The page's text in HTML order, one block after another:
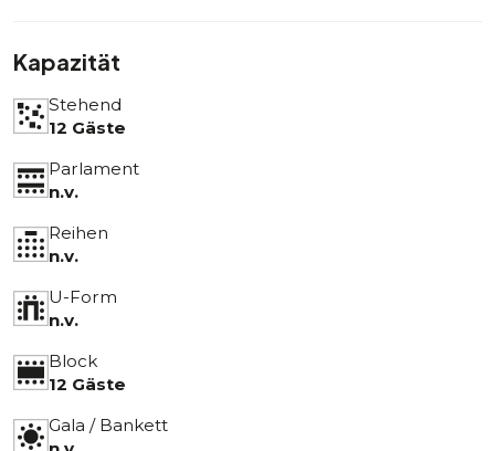
Kapazität
Stehend
12 Gäste
Parlament
n.v.
Reihen
n.v.
U-Form
n.v.
Block
12 Gäste
Gala / Bankett